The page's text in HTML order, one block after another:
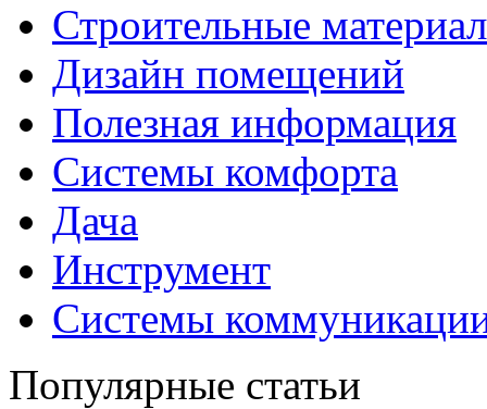
Строительные
Дизайн помещений
Полезная информация
Системы комфорта
Дача
Инструмент
Системы
Популярные статьи